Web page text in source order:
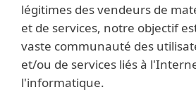
légitimes des vendeurs de
et de services, notre objectif
vaste communauté des
et/ou de services liés à
l'informatique.